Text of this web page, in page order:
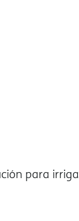
para